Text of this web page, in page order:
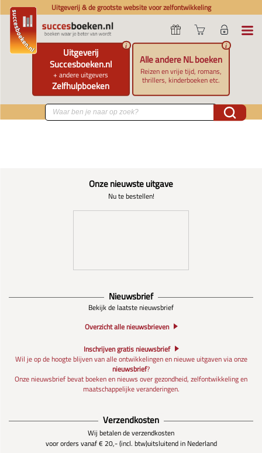
Uitgeverij & de grootste website voor zelfontwikkeling
Uitgeverij
Succesboeken.nl
+ andere uitgevers
Zelfhulpboeken
i
Alle andere NL boeken
Reizen en vrije tijd, romans,
thrillers, kinderboeken etc.
i
Onze nieuwste uitgave
Nu te bestellen!
Nieuwsbrief
Bekijk de laatste nieuwsbrief
Overzicht alle nieuwsbrieven
Inschrijven gratis nieuwsbrief
Wil je op de hoogte blijven van alle ontwikkelingen en nieuwe uitgaven via onze
nieuwsbrief?
Onze nieuwsbrief bevat boeken en nieuws over gezondheid, zelfontwikkeling en
maatschappelijke veranderingen.
Verzendkosten
Wij betalen de verzendkosten
voor orders vanaf € 20,- (incl. btw)uitsluitend in Nederland